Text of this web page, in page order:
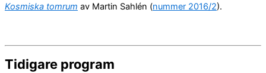
Kosmiska tomrum av Martin Sahlén (nummer 2016/2).
Tidigare program